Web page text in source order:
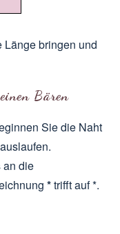
Länge bringen und
Bären
Sie die Naht
an die
*trifft auf *.